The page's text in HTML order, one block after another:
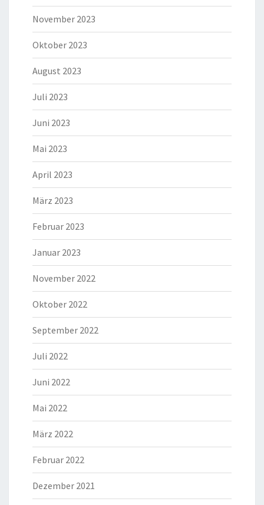
November 2023
Oktober 2023
August 2023
Juli 2023
Juni 2023
Mai 2023
April 2023
März 2023
Februar 2023
Januar 2023
November 2022
Oktober 2022
September 2022
Juli 2022
Juni 2022
Mai 2022
März 2022
Februar 2022
Dezember 2021